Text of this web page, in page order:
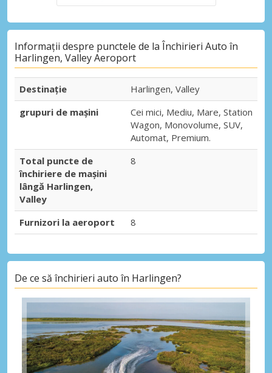
Informații despre punctele de la Închirieri Auto în
Harlingen, Valley Aeroport
Destinaţie
Harlingen, Valley
grupuri de mașini
Cei mici, Mediu, Mare, Station
Wagon, Monovolume, SUV,
Automat, Premium.
Total puncte de
închiriere de mașini
lângă Harlingen,
Valley
8
Furnizori la aeroport 8
De ce să închirieri auto în Harlingen?